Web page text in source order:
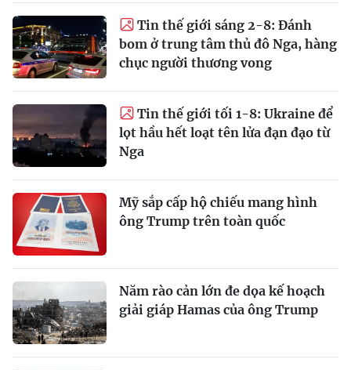
Tin thế giới sáng 2-8: Đánh
bom ở trung tâm thủ đô Nga, hàng
chục người thương vong
Tin thế giới tối 1-8: Ukraine để
lọt hầu hết loạt tên lửa đạn đạo từ
Nga
Mỹ sắp cấp hộ chiếu mang hình
ông Trump trên toàn quốc
Năm rào cản lớn đe dọa kế hoạch
giải giáp Hamas của ông Trump